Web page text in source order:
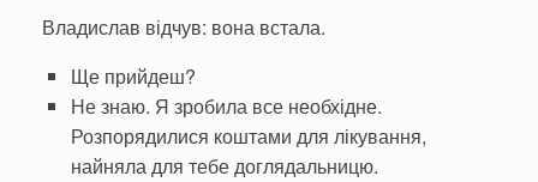
Владислав відчув: вона вста­ла.
Ще прийдеш?
Не знаю. Я зробила все не­обхідне.
Розпорядилися кошта­ми для лікування,
найняла для тебе доглядальницю.